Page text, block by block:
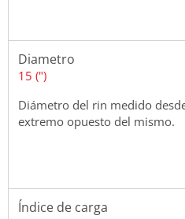
Diametro
15 (")
Diámetro del rin medido
extremo opuesto del mismo.
Índice de carga